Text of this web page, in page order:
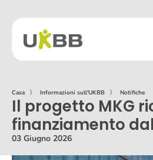
Casa 〉 Informazioni sull'UKBB 〉 Notifiche
Il progetto MKG
finanziamento dal
03 Giugno 2026